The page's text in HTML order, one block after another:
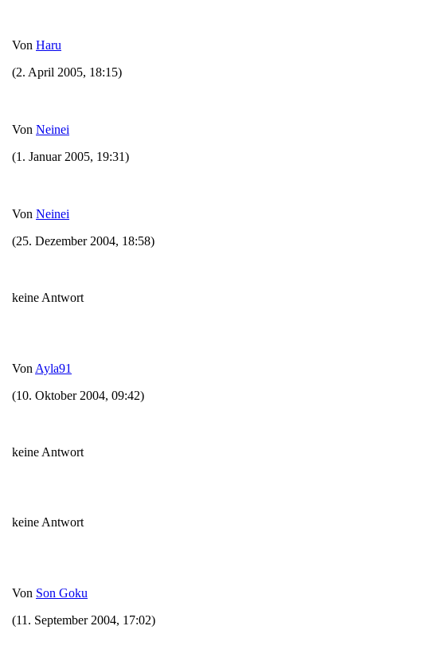
Von Haru
(2. April 2005, 18:15)
Von Neinei
(1. Januar 2005, 19:31)
Von Neinei
(25. Dezember 2004, 18:58)
keine Antwort
Von Ayla91
(10. Oktober 2004, 09:42)
keine Antwort
keine Antwort
Von Son Goku
(11. September 2004, 17:02)